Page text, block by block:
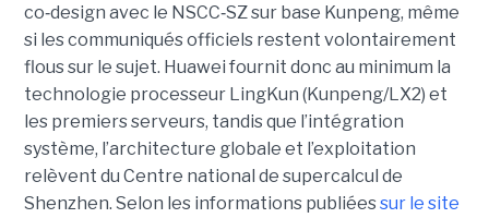
co‑design avec le NSCC‑SZ sur base Kunpeng, même
si les communiqués officiels restent volontairement
flous sur le sujet. Huawei fournit donc au minimum la
technologie processeur LingKun (Kunpeng/LX2) et
les premiers serveurs, tandis que l’intégration
système, l’architecture globale et l’exploitation
relèvent du Centre national de supercalcul de
Shenzhen. Selon les informations publiéessur le site